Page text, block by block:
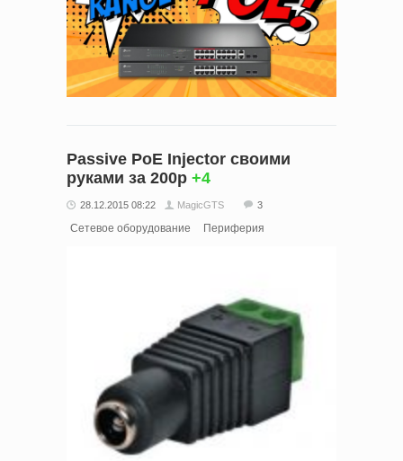
Passive PoE Injector своими
руками за 200р +4
28.12.2015 08:22 MagicGTS 3
Сетевое оборудование Периферия